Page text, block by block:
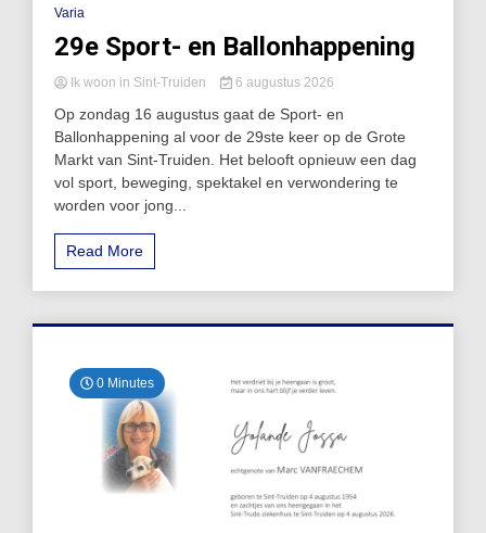
Varia
29e Sport- en Ballonhappening
Ik woon in Sint-Truiden 6 augustus 2026
Op zondag 16 augustus gaat de Sport- en
Ballonhappening al voor de 29ste keer op de Grote
Markt van Sint-Truiden. Het belooft opnieuw een dag
vol sport, beweging, spektakel en verwondering te
worden voor jong...
Read More
0 Minutes